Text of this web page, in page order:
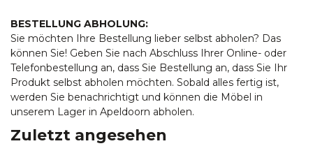
BESTELLUNG ABHOLUNG:
Sie möchten Ihre Bestellung lieber selbst abholen? Das
können Sie! Geben Sie nach Abschluss Ihrer Online- oder
Telefonbestellung an, dass Sie Bestellung an, dass Sie Ihr
Produkt selbst abholen möchten. Sobald alles fertig ist,
werden Sie benachrichtigt und können die Möbel in
unserem Lager in Apeldoorn abholen.
Zuletzt angesehen